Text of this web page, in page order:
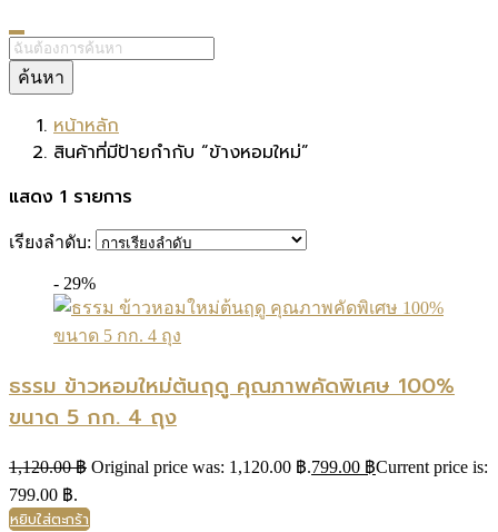
ค้นหา
หน้าหลัก
สินค้าที่มีป้ายกำกับ “ข้างหอมใหม่”
แสดง 1 รายการ
เรียงลำดับ:
- 29%
ธรรม ข้าวหอมใหม่ต้นฤดู คุณภาพคัดพิเศษ 100%
ขนาด 5 กก. 4 ถุง
1,120.00฿ Original price was: 1,120.00 ฿.799.00 ฿Current price is:
799.00 ฿.
หยิบใส่ตะกร้า